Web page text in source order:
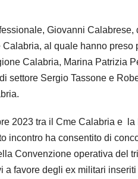
Giovanni Calabrese,
al quale hanno preso
Calabria, Marina Patrizia
Sergio Tassone e
2023 tra il Cme Calabria e
incontro ha consentito di
Convenzione operativa del
favore degli ex militari